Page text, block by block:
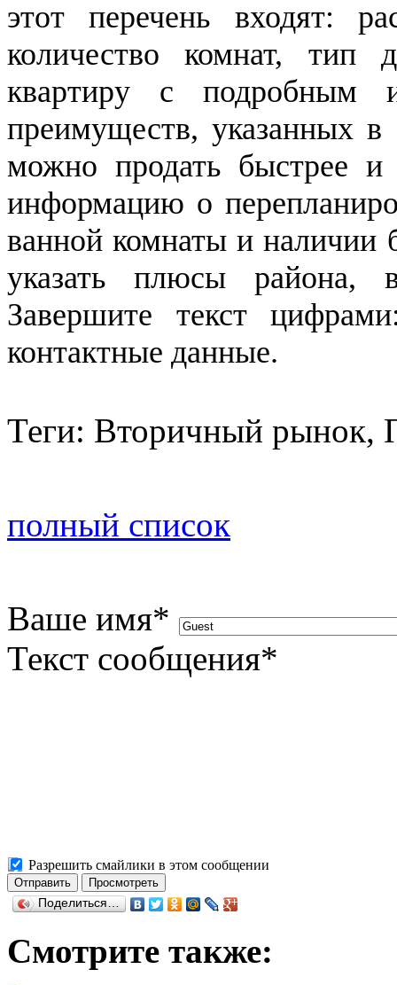
этот перечень входят:
количество комнат, тип
квартиру с подробным
преимуществ, указанных
можно продать быстрее
информацию о
ванной комнаты и наличии
указать плюсы района,
Завершите текст
контактные данные.
Теги: Вторичный рынок,
полный список
Ваше имя*
Текст сообщения*
Разрешить смайлики в этом сообщении
Поделиться…
Смотрите также: